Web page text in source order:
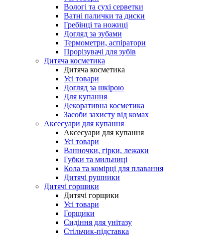
Вологі та сухі серветки
Ватні палички та диски
Гребінці та ножиці
Догляд за зубами
Термометри, аспіратори
Прорізувачі для зубів
Дитяча косметика
Дитяча косметика
Усі товари
Догляд за шкірою
Для купання
Декоративна косметика
Засоби захисту від комах
Аксесуари для купання
Аксесуари для купання
Усі товари
Ванночки, гірки, лежаки
Губки та мильниці
Кола та комірці для плавання
Дитячі рушники
Дитячі горщики
Дитячі горщики
Усі товари
Горщики
Сидіння для унітазу
Стільчик-підставка